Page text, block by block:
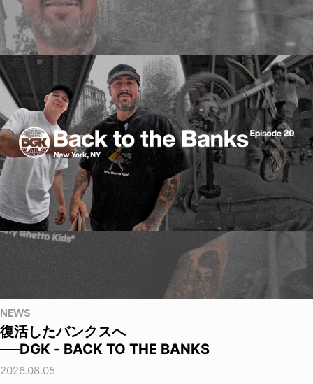
NEWS
復活したバンクスへ
──DGK - BACK TO THE BANKS
2026.08.05